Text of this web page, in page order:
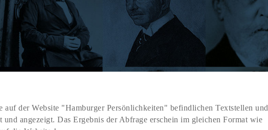
der Website "Hamburger Persönlichkeiten" befindlichen Textstellen und
angezeigt. Das Ergebnis der Abfrage erschein im gleichen Format wie